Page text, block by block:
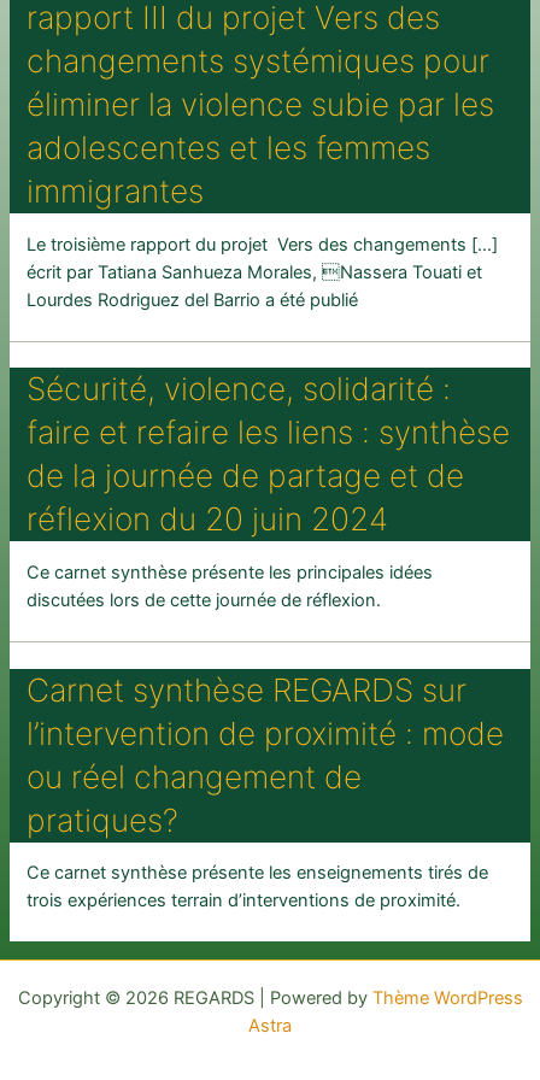
rapport III du projet Vers des
changements systémiques pour
éliminer la violence subie par les
adolescentes et les femmes
immigrantes
Le troisième rapport du projet Vers des changements […]
écrit par Tatiana Sanhueza Morales, Nassera Touati et
Lourdes Rodriguez del Barrio a été publié
Sécurité, violence, solidarité :
faire et refaire les liens : synthèse
de la journée de partage et de
réflexion du 20 juin 2024
Ce carnet synthèse présente les principales idées
discutées lors de cette journée de réflexion.
Carnet synthèse REGARDS sur
l’intervention de proximité : mode
ou réel changement de
pratiques?
Ce carnet synthèse présente les enseignements tirés de
trois expériences terrain d’interventions de proximité.
Copyright © 2026 REGARDS | Powered by Thème WordPress
Astra